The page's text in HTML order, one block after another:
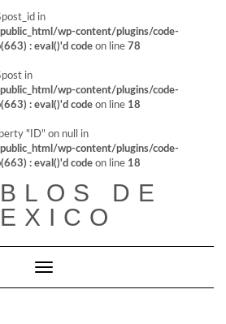
in
wp-content/plugins/code-
: eval()'d code on line 78
in
wp-content/plugins/code-
: eval()'d code on line 18
"ID" on null in
wp-content/plugins/code-
: eval()'d code on line 18
DE
Cambiar modo de navegación